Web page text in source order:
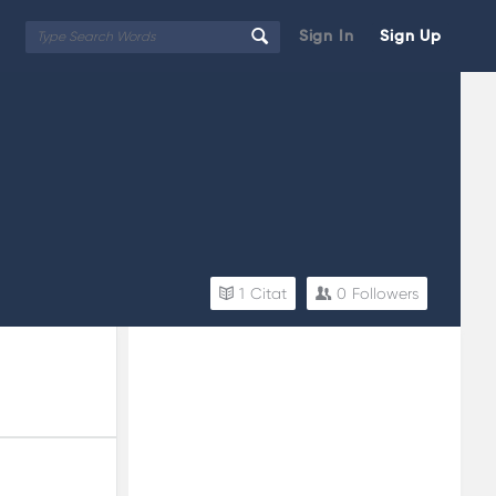
Sign In Sign Up
0 Followers
1 Citat